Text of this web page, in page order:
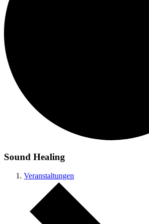
Sound Healing
Veranstaltungen